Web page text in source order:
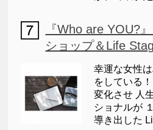
『Who are YOU?
ショップ＆Life
幸運な女性
をしている
変化させ 人
ショナルが
導き出した